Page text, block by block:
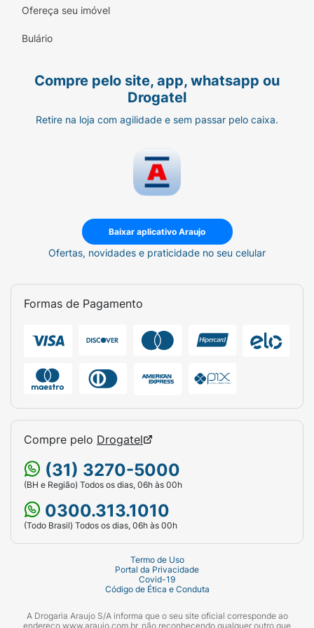
encontrar o tom ideal para você!
Benefícios Do Photoage Stick Mineral
Oftalmologicamente testado, não irrita os
Ideal para todos os tipos de pele, inclusive as
sensíveis/sensibilizadas e gestantes;
luz azul e visível;
Cobertura com acabamento natural e
Ideal para o uso diário e durante atividades
Efeito mate e toque seco;
Embalagem prática e textura agradável,
permite fácil aplicação.
Ativos Na Composição:
Filtros 100% minerais:
Óxido de zinco
Dióxido de titânio
O Que Significa Fps E PPD?
A sigla FPS é a abreviação de FATOR DE
PROTEÇÃO SOLAR. Ela indica o tempo de
proteção da pele contra os raios UVB,
ardência e vermelhidão após a exposição ao
Ofereça seu imóvel
Bulário
Compre pelo site, app, whatsapp ou
Drogatel
Retire na loja com agilidade e sem passar pelo caixa.
Baixar aplicativo Araujo
Ofertas, novidades e praticidade no seu celular
Formas de Pagamento
Compre pelo Drogatel
(31) 3270-5000
(BH e Região) Todos os dias, 06h às 00h
0300.313.1010
(Todo Brasil) Todos os dias, 06h às 00h
Termo de Uso
Portal da Privacidade
Covid-19
Código de Ética e Conduta
A Drogaria Araujo S/A informa que o seu site oficial corresponde ao
endereço www.araujo.com.br, não reconhecendo qualquer outro que